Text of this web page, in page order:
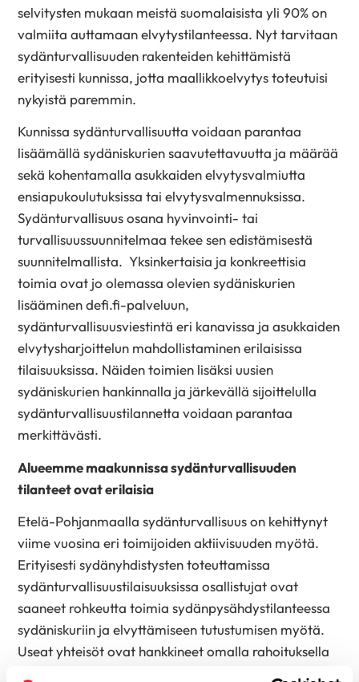
selvitysten mukaan meistä suomalaisista yli 90% on
valmiita auttamaan elvytystilanteessa. Nyt tarvitaan
sydänturvallisuuden rakenteiden kehittämistä
erityisesti kunnissa, jotta maallikkoelvytys toteutuisi
nykyistä paremmin.
Kunnissa sydänturvallisuutta voidaan parantaa
lisäämällä sydäniskurien saavutettavuutta ja määrää
sekä kohentamalla asukkaiden elvytysvalmiutta
ensiapukoulutuksissa tai elvytysvalmennuksissa.
Sydänturvallisuus osana hyvinvointi- tai
turvallisuussuunnitelmaa tekee sen edistämisestä
suunnitelmallista. Yksinkertaisia ja konkreettisia
toimia ovat jo olemassa olevien sydäniskurien
lisääminen defi.fi-palveluun,
sydänturvallisuusviestintä eri kanavissa ja asukkaiden
elvytysharjoittelun mahdollistaminen erilaisissa
tilaisuuksissa. Näiden toimien lisäksi uusien
sydäniskurien hankinnalla ja järkevällä sijoittelulla
sydänturvallisuustilannetta voidaan parantaa
merkittävästi.
Alueemme maakunnissa sydänturvallisuuden
tilanteet ovat erilaisia
Etelä-Pohjanmaalla sydänturvallisuus on kehittynyt
viime vuosina eri toimijoiden aktiivisuuden myötä.
Erityisesti sydänyhdistysten toteuttamissa
sydänturvallisuustilaisuuksissa osallistujat ovat
saaneet rohkeutta toimia sydänpysähdystilanteessa
sydäniskuriin ja elvyttämiseen tutustumisen myötä.
Useat yhteisöt ovat hankkineet omalla rahoituksella